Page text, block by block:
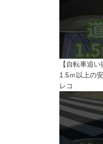
【自転車追
1.5ｍ以上の
レコ